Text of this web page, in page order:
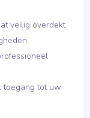
veilig overdekt
toegang tot uw